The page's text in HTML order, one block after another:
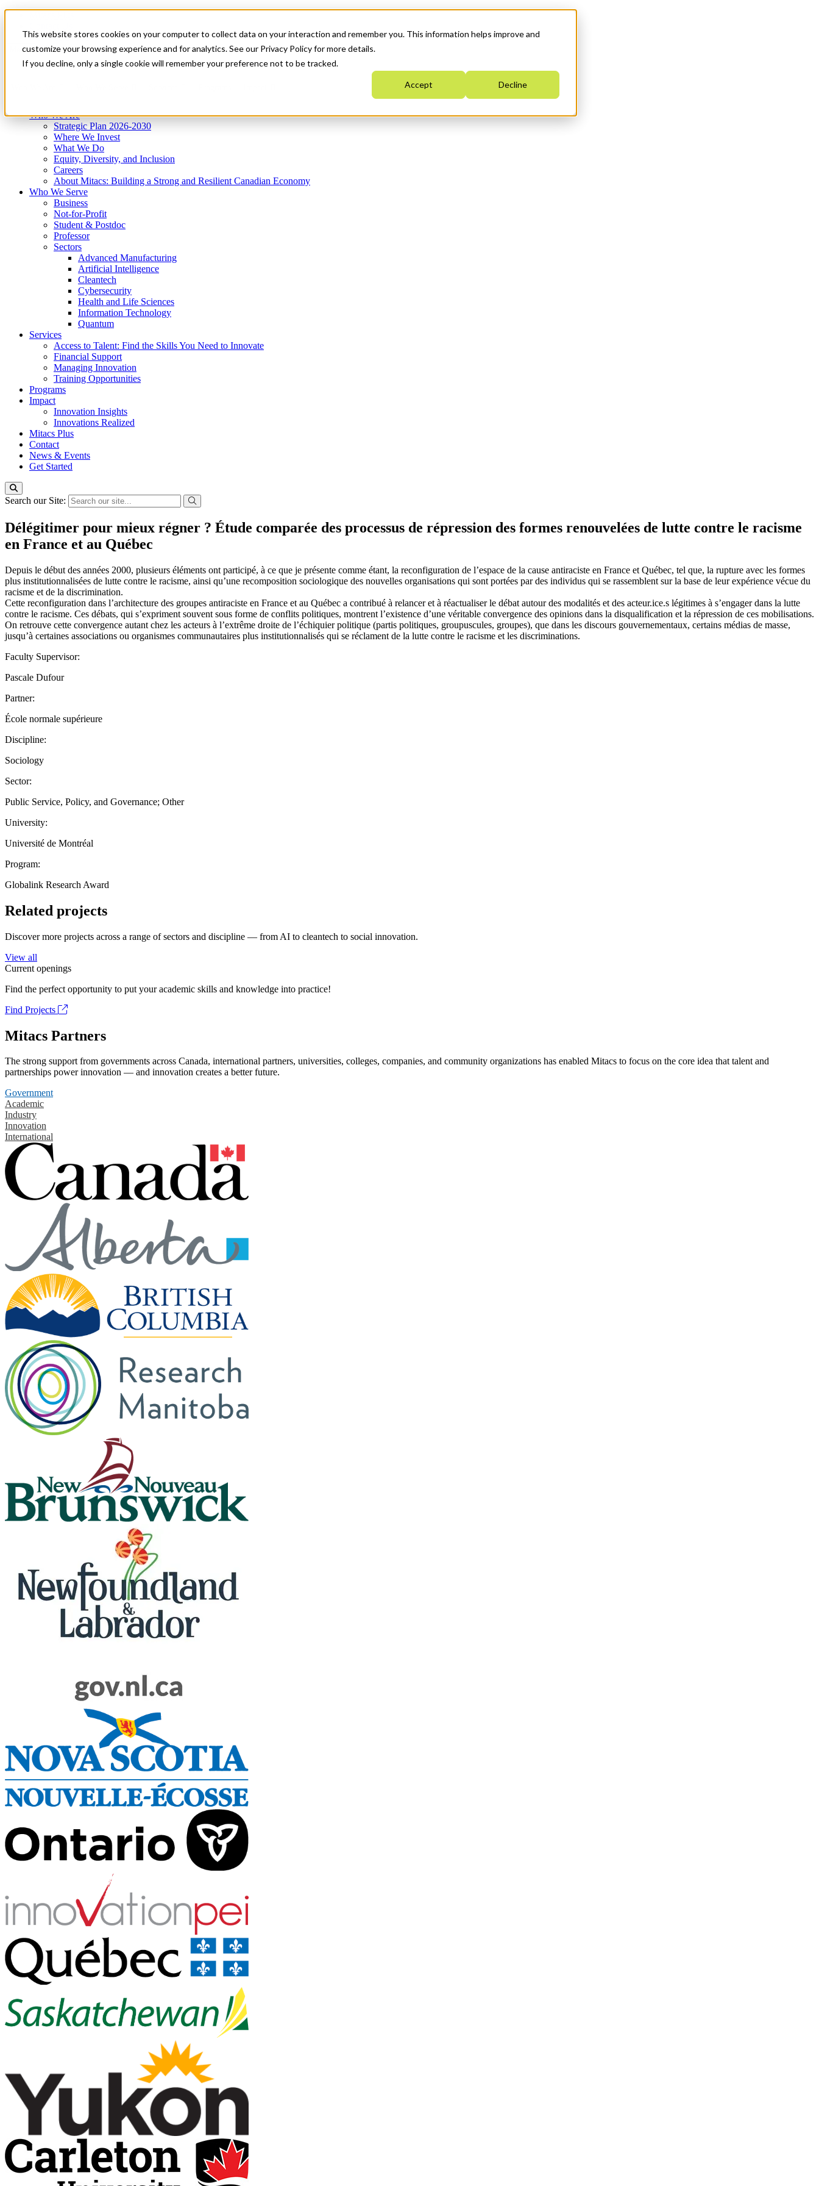
This website stores cookies on your computer to collect data on your interaction and remember you. This information helps improve and
customize your browsing experience and for analytics. See our Privacy Policy for more details.
If you decline, only a single cookie will remember your preference not to be tracked.
Accept Decline
News & Events
Get Started
Menu
Who We Are
Strategic Plan 2026-2030
Where We Invest
What We Do
Equity, Diversity, and Inclusion
Careers
About Mitacs: Building a Strong and Resilient Canadian Economy
Who We Serve
Business
Not-for-Profit
Student & Postdoc
Professor
Sectors
Advanced Manufacturing
Artificial Intelligence
Cleantech
Cybersecurity
Health and Life Sciences
Information Technology
Quantum
Services
Access to Talent: Find the Skills You Need to Innovate
Financial Support
Managing Innovation
Training Opportunities
Programs
Impact
Innovation Insights
Innovations Realized
Mitacs Plus
Contact
News & Events
Get Started
Search our Site:
Délégitimer pour mieux régner ? Étude comparée des processus de répression des formes renouvelées de lutte contre le racisme
en France et au Québec
Depuis le début des années 2000, plusieurs éléments ont participé, à ce que je présente comme étant, la reconfiguration de l’espace de la cause antiraciste en France et Québec, tel que, la rupture avec les formes
plus institutionnalisées de lutte contre le racisme, ainsi qu’une recomposition sociologique des nouvelles organisations qui sont portées par des individus qui se rassemblent sur la base de leur expérience vécue du
racisme et de la discrimination.
Cette reconfiguration dans l’architecture des groupes antiraciste en France et au Québec a contribué à relancer et à réactualiser le débat autour des modalités et des acteur.ice.s légitimes à s’engager dans la lutte
contre le racisme. Ces débats, qui s’expriment souvent sous forme de conflits politiques, montrent l’existence d’une véritable convergence des opinions dans la disqualification et la répression de ces mobilisations.
On retrouve cette convergence autant chez les acteurs à l’extrême droite de l’échiquier politique (partis politiques, groupuscules, groupes), que dans les discours gouvernementaux, certains médias de masse,
jusqu’à certaines associations ou organismes communautaires plus institutionnalisés qui se réclament de la lutte contre le racisme et les discriminations.
Faculty Supervisor:
Pascale Dufour
Partner:
École normale supérieure
Discipline:
Sociology
Sector:
Public Service, Policy, and Governance; Other
University:
Université de Montréal
Program:
Globalink Research Award
Related projects
Discover more projects across a range of sectors and discipline — from AI to cleantech to social innovation.
View all
Current openings
Find the perfect opportunity to put your academic skills and knowledge into practice!
Find Projects
Mitacs Partners
The strong support from governments across Canada, international partners, universities, colleges, companies, and community organizations has enabled Mitacs to focus on the core idea that talent and
partnerships power innovation — and innovation creates a better future.
Government
Academic
Industry
Innovation
International